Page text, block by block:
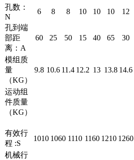
孔数：
N
6 8 8 10 10 10 12
孔到端
部距
离：A
60 25 50 15 40 65 30
模组质
量
（KG）
9.8 10.6 11.4 12.2 13 13.8 14.6
运动组
件质量
（KG）
有效行
程 :S
1010 1060 1110 1160 1210 1260
机械行